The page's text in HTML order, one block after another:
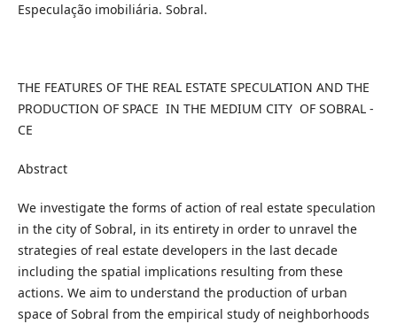
Especulação imobiliária. Sobral.
THE FEATURES OF THE REAL ESTATE SPECULATION AND THE
PRODUCTION OF SPACE IN THE MEDIUM CITY OF SOBRAL -
CE
Abstract
We investigate the forms of action of real estate speculation
in the city of Sobral, in its entirety in order to unravel the
strategies of real estate developers in the last decade
including the spatial implications resulting from these
actions. We aim to understand the production of urban
space of Sobral from the empirical study of neighborhoods